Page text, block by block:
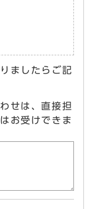
ましたらご記
せは、直接担
お受けできま